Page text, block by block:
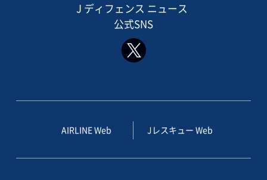
J ディフェンス ニュース
公式SNS
AIRLINE Web Jレスキュー Web